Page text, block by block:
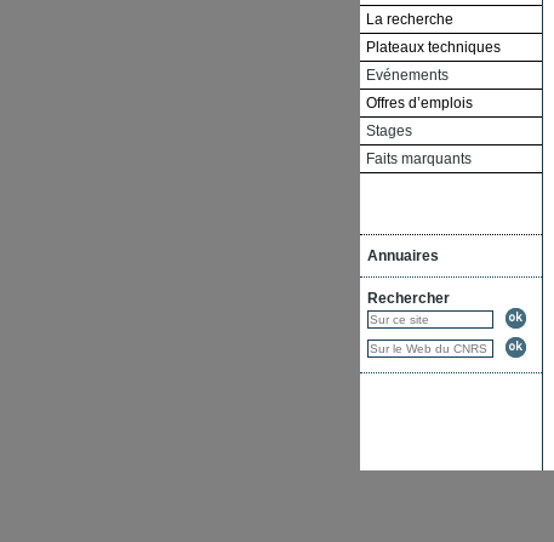
La recherche
Plateaux techniques
Evénements
Offres d’emplois
Stages
Faits marquants
Annuaires
Rechercher